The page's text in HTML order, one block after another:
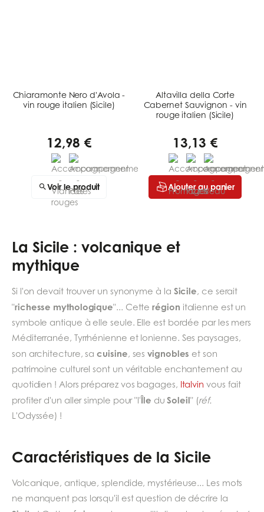
Chiaramonte Nero d'Avola -
vin rouge italien (Sicile)
12,98 €
Voir le produit
Altavilla della Corte
Cabernet Sauvignon - vin
rouge italien (Sicile)
13,13 €
Ajouter au panier
La Sicile : volcanique et
mythique
Si l'on devait trouver un synonyme à la Sicile, ce serait
"richesse mythologique"... Cetterégion italienne est un
symbole antique à elle seule. Elle est bordée par les mers
Méditerranée, Tyrrhénienne et Ionienne. Ses paysages,
son architecture, sacuisine, sesvignobles et son
patrimoine culturel sont un véritable enchantement au
quotidien ! Alors préparez vos bagages, Italvin vous fait
profiter d'un aller simple pour "l'Île duSoleil" (réf.
L'Odyssée) !
Caractéristiques de la Sicile
Volcanique, antique, splendide, mystérieuse... Les mots
ne manquent pas lorsqu'il est question de décrire la